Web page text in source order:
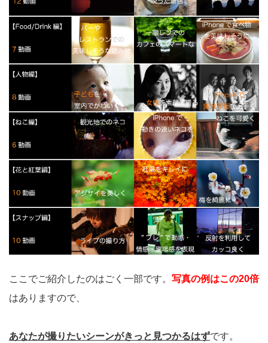
ここでご紹介したのはごく一部です。 写真の例はこの20倍
はありますので、
あなたが撮りたいシーンがきっと見つかるはずです。